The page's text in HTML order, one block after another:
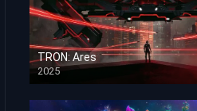
TRON: Ares
2025
HD 1080p